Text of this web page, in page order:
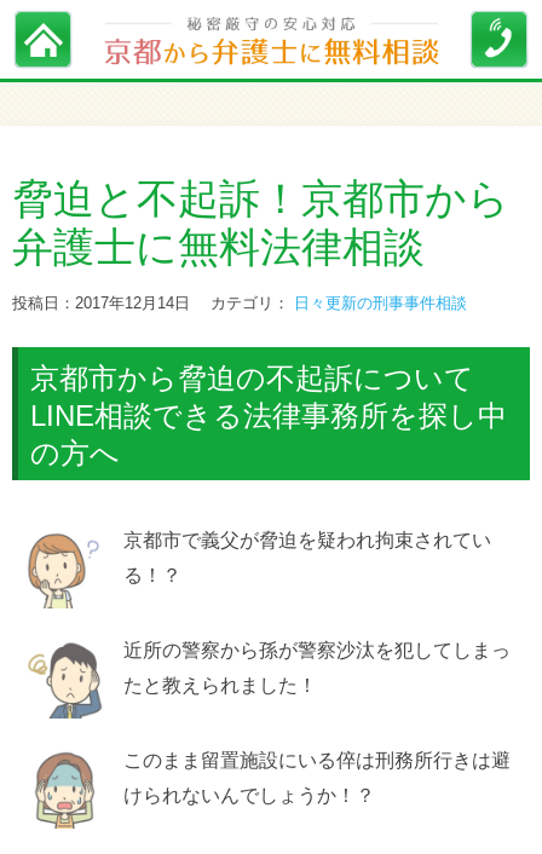
脅迫と不起訴！京都市から
弁護士に無料法律相談
投稿日：2017年12月14日 カテゴリ： 日々更新の刑事事件相談
京都市から脅迫の不起訴について
LINE相談できる法律事務所を探し中
の方へ
京都市で義父が脅迫を疑われ拘束されてい
る！？
近所の警察から孫が警察沙汰を犯してしまっ
たと教えられました！
このまま留置施設にいる倅は刑務所行きは避
けられないんでしょうか！？